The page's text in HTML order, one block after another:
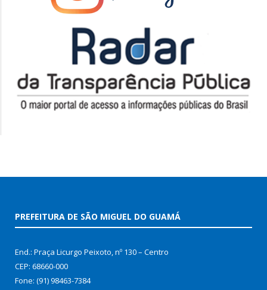
PREFEITURA DE SÃO MIGUEL DO GUAMÁ
End.: Praça Licurgo Peixoto, nº 130 – Centro
CEP: 68660-000
Fone: (91) 98463-7384